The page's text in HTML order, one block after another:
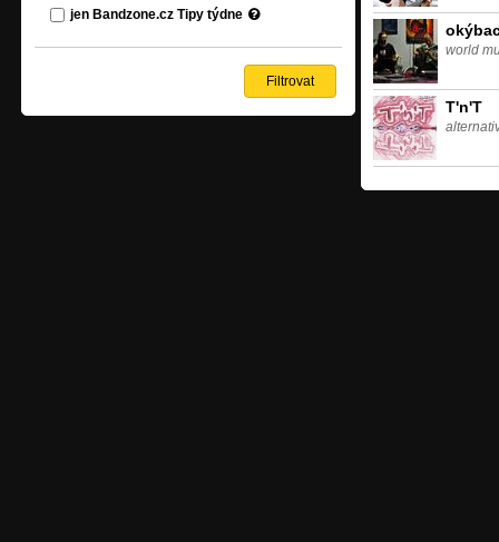
jen Bandzone.cz Tipy týdne
world
T'n'T